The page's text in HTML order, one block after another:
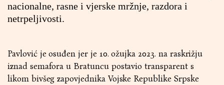
nacionalne, rasne i vjerske mržnje, razdora i
netrpeljivosti.
Pavlović je osuđen jer je 10. ožujka 2023. na raskrižju
iznad semafora u Bratuncu postavio transparent s
likom bivšeg zapovjednika Vojske Republike Srpske